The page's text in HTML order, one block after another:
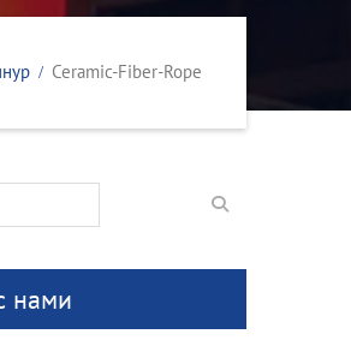
Ceramic-Fiber-Rope
нами